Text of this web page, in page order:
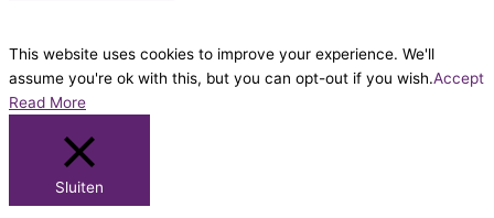
This website uses cookies to improve your experience. We'll
assume you're ok with this, but you can opt-out if you wish.Accept
Read More
Sluiten